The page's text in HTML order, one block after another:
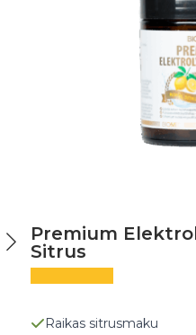
Raikas sitrusmaku
Premium
Sitrus